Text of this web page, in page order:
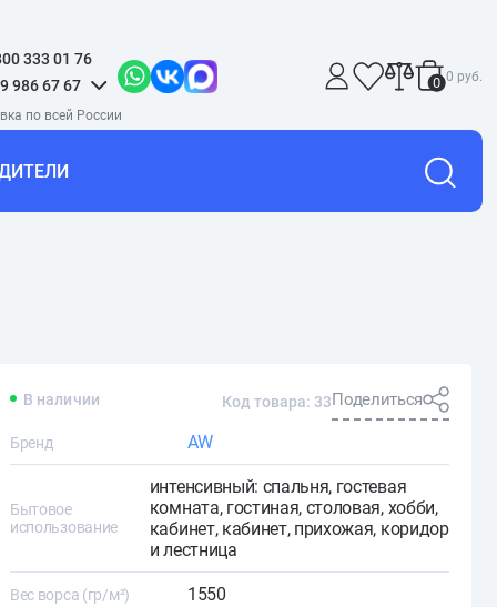
333 01 76
986 67 67
0 0 руб.
В наличии Код товара: 33Поделиться
Бренд AW
Бытовое
использование
интенсивный: спальня, гостевая
комната, гостиная, столовая, хобби,
кабинет, кабинет, прихожая, коридор
и лестница
Вес ворса (гр/м²) 1550